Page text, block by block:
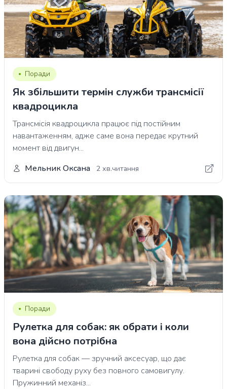
Поради
Як збільшити термін служби трансмісії
квадроцикла
Трансмісія квадроцикла працює під постійним
навантаженням, адже саме вона передає крутний
момент від двигун...
Мельник Оксана
2 хв.читання
Поради
Рулетка для собак: як обрати і коли
вона дійсно потрібна
Рулетка для собак — зручний аксесуар, що дає
тварині свободу руху без повного самовигулу.
Пружинний механіз...